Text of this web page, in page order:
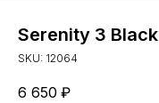
Serenity 3 Black
SKU: 12064
6 650 ₽